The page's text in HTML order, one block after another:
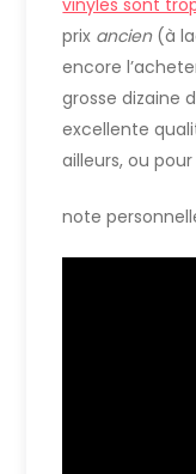
vinyles sont
prix ancien (à
encore
grosse dizaine
excellente
ailleurs, ou
note